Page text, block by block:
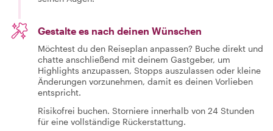
Gestalte es nach deinen Wünschen
Möchtest du den Reiseplan anpassen? Buche direkt und
chatte anschließend mit deinem Gastgeber, um
Highlights anzupassen, Stopps auszulassen oder kleine
Änderungen vorzunehmen, damit es deinen Vorlieben
entspricht.
Risikofrei buchen. Storniere innerhalb von 24 Stunden
für eine vollständige Rückerstattung.